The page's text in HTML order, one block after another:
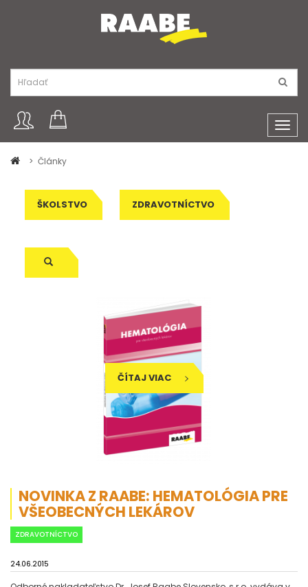
Články
ŠKOLSTVO ZDRAVOTNÍCTVO
ČÍTAJ VIAC
NOVINKA Z RAABE: HEMATOLÓGIA PRE
VŠEOBECNÝCH LEKÁROV
ZDRAVOTNÍCTVO
24.06.2015